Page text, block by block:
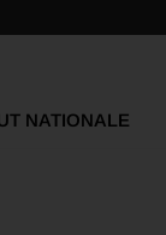
NATIONALE